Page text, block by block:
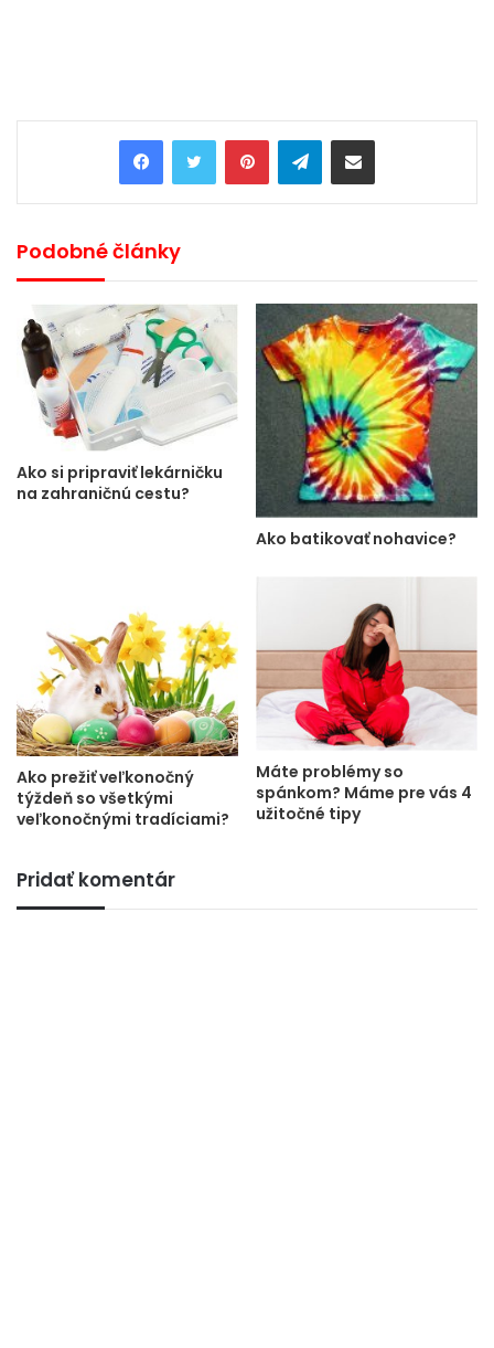
PinterestTelegramShare via Email
Podobné články
Ako si pripraviť lekárničku
na zahraničnú cestu?
Ako batikovať nohavice?
Ako prežiť veľkonočný
týždeň so všetkými
veľkonočnými tradíciami?
Máte problémy so
spánkom? Máme pre vás 4
užitočné tipy
Pridať komentár